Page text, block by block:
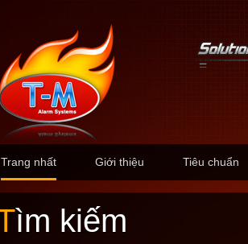
Trang nhất Giới thiệu Tiêu chuẩn
Tìm kiếm